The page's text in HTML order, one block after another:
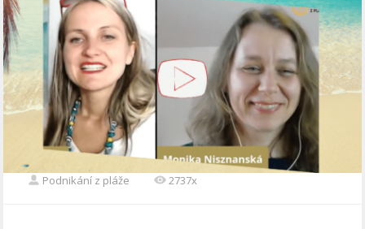
Podnikání z pláže 2737x